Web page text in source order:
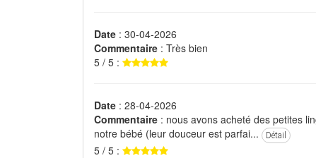
Date : 30-04-2026
Commentaire : Très bien
5 / 5 :
Date : 28-04-2026
Commentaire : nous avons acheté des petites
notre bébé (leur douceur est parfai...
Détail
5 / 5 :